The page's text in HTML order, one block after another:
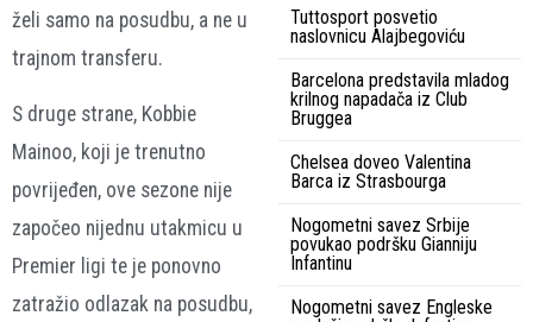
želi samo na posudbu, a ne u
trajnom transferu.
S druge strane, Kobbie
Mainoo, koji je trenutno
povrijeđen, ove sezone nije
započeo nijednu utakmicu u
Premier ligi te je ponovno
zatražio odlazak na posudbu,
Tuttosport posvetio
naslovnicu Alajbegoviću
Barcelona predstavila mladog
krilnog napadača iz Club
Bruggea
Chelsea doveo Valentina
Barca iz Strasbourga
Nogometni savez Srbije
povukao podršku Gianniju
Infantinu
Nogometni savez Engleske